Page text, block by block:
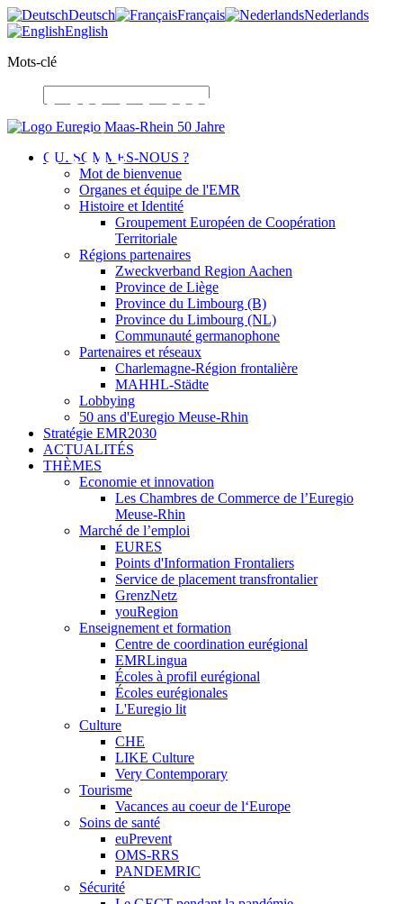
Deutsch Français
Nederlands
English
Mots-clé
QUI SOMMES-NOUS ?
Mot de bienvenue
Organes et équipe de l'EMR
Histoire et Identité
Groupement Européen de Coopération
Territoriale
Régions partenaires
Zweckverband Region Aachen
Province de Liège
Province du Limbourg (B)
Province du Limbourg (NL)
Communauté germanophone
Partenaires et réseaux
Charlemagne-Région frontalière
MAHHL-Städte
Lobbying
50 ans d'Euregio Meuse-Rhin
Stratégie EMR2030
ACTUALITÉS
THÈMES
Economie et innovation
Les Chambres de Commerce de l’Euregio
Meuse-Rhin
Marché de l’emploi
EURES
Points d'Information Frontaliers
Service de placement transfrontalier
GrenzNetz
youRegion
Enseignement et formation
Centre de coordination eurégional
EMRLingua
Écoles à profil eurégional
Écoles eurégionales
L'Euregio lit
Culture
CHE
LIKE Culture
Very Contemporary
Tourisme
Vacances au coeur de l‘Europe
Soins de santé
euPrevent
OMS-RRS
PANDEMRIC
Sécurité
Où la diversité
relie